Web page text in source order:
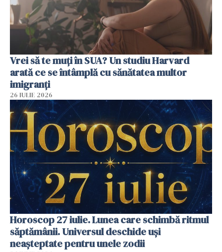
Vrei să te muți în SUA? Un studiu Harvard
arată ce se întâmplă cu sănătatea multor
imigranți
26 IULIE 2026
Horoscop 27 iulie. Lunea care schimbă ritmul
săptămânii. Universul deschide uși
neașteptate pentru unele zodii